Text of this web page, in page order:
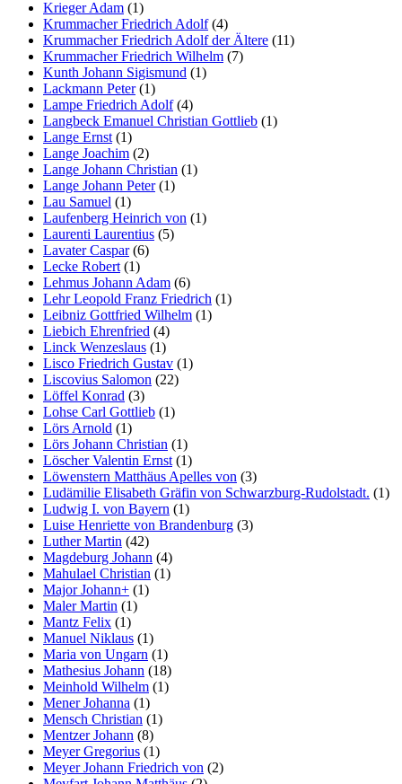
Krieger Adam (1)
Krummacher Friedrich Adolf(4)
Krummacher Friedrich Adolf der Ältere (11)
Krummacher Friedrich Wilhelm (7)
Kunth Johann Sigismund (1)
Lackmann Peter(1)
Lampe Friedrich Adolf(4)
Langbeck Emanuel Christian Gottlieb (1)
Lange Ernst (1)
Lange Joachim (2)
Lange Johann Christian (1)
Lange Johann Peter(1)
Lau Samuel (1)
Laufenberg Heinrich von (1)
Laurenti Laurentius (5)
Lavater Caspar(6)
Lecke Robert (1)
Lehmus Johann Adam (6)
Lehr Leopold Franz Friedrich (1)
Leibniz Gottfried Wilhelm (1)
Liebich Ehrenfried (4)
Linck Wenzeslaus (1)
Lisco Friedrich Gustav (1)
Liscovius Salomon (22)
Löffel Konrad (3)
Lohse Carl Gottlieb (1)
Lörs Arnold (1)
Lörs Johann Christian (1)
Löscher Valentin Ernst (1)
Löwenstern Matthäus Apelles von (3)
Ludämilie Elisabeth Gräfin von Schwarzburg-Rudolstadt. (1)
Ludwig I. von Bayern (1)
Luise Henriette von Brandenburg (3)
Luther Martin (42)
Magdeburg Johann (4)
Mahulael Christian (1)
Major Johann+ (1)
Maler Martin (1)
Mantz Felix (1)
Manuel Niklaus (1)
Maria von Ungarn (1)
Mathesius Johann (18)
Meinhold Wilhelm (1)
Mener Johanna (1)
Mensch Christian (1)
Mentzer Johann (8)
Meyer Gregorius (1)
Meyer Johann Friedrich von (2)